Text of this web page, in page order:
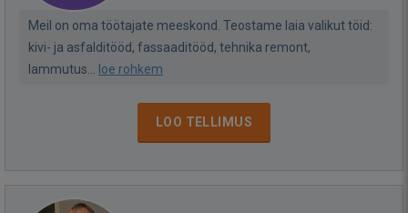
Meil on oma töötajate meeskond. Teostame laia valikut töid:
kivi- ja asfalditööd, fassaaditööd, tehnika remont,
lammutus...
loe rohkem
LOO TELLIMUS